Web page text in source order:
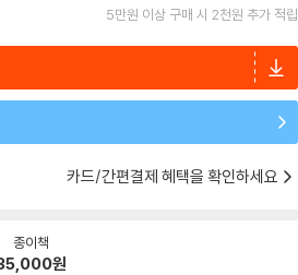
5만원 이상 구매 시 2천원 추가 적립
카드/간편결제 혜택을 확인하세요
종이책
원